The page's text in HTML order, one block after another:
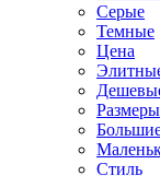
Серые
Темные
Цена
Размеры
Стиль